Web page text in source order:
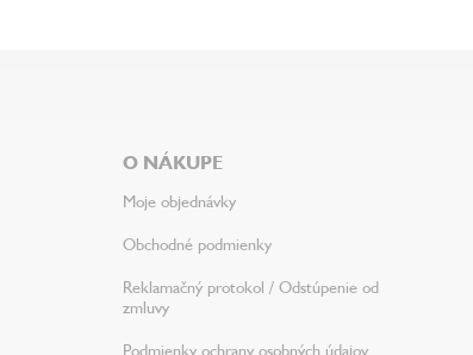
O NÁKUPE
Moje objednávky
Obchodné podmienky
Reklamačný protokol / Odstúpenie od
zmluvy
Podmienky ochrany osobných údajov